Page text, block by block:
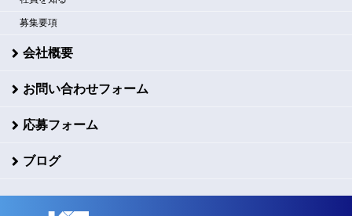
募集要項
会社概要
お問い合わせフォーム
応募フォーム
ブログ